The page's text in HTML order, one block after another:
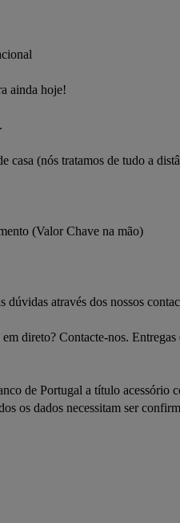
casa (nós tratamos de tudo a
de Portugal a título acessório